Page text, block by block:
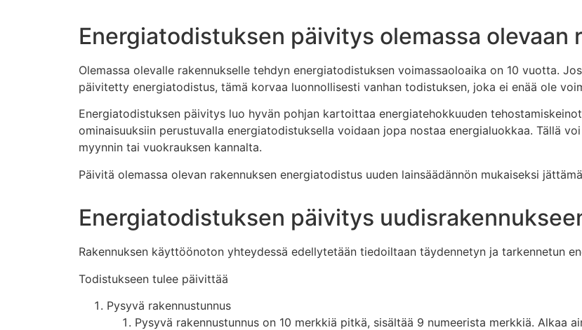
Energiatodistuksen päivitys olemassa olevaan
Olemassa olevalle rakennukselle tehdyn energiatodistuksen voimassaoloaika on 10 vuotta.
päivitetty energiatodistus, tämä korvaa luonnollisesti vanhan todistuksen, joka ei enää ole
Energiatodistuksen päivitys luo hyvän pohjan kartoittaa energiatehokkuuden
ominaisuuksiin perustuvalla energiatodistuksella voidaan jopa nostaa energialuokkaa. Tällä
myynnin tai vuokrauksen kannalta.
Päivitä olemassa olevan rakennuksen energiatodistus uuden lainsäädännön mukaiseksi
Energiatodistuksen päivitys
Rakennuksen käyttöönoton yhteydessä edellytetään tiedoiltaan täydennetyn ja tarkennetun
Todistukseen tulee päivittää
Pysyvä rakennustunnus
Pysyvä rakennustunnus on 10 merkkiä pitkä, sisältää 9 numeerista merkkiä. Alkaa